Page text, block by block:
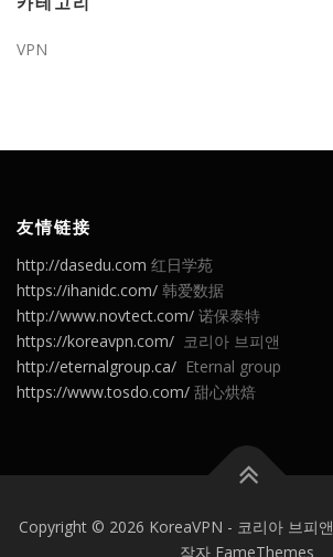
VPN
友情链接
http://dasedu.com 红日学苑
https://ihanidc.com/ 韩爱数据
http://www.novtect.com/ 诺保泰特
https://koreavpn.com/ 코리아 브피앤
http://eternalgroup.ca/ Eternal group
https://www.tosdo.com/ 甜心烘焙
Copyright © 2026 KoreaVPN - 코리아 브피앤
작자 FameThemes